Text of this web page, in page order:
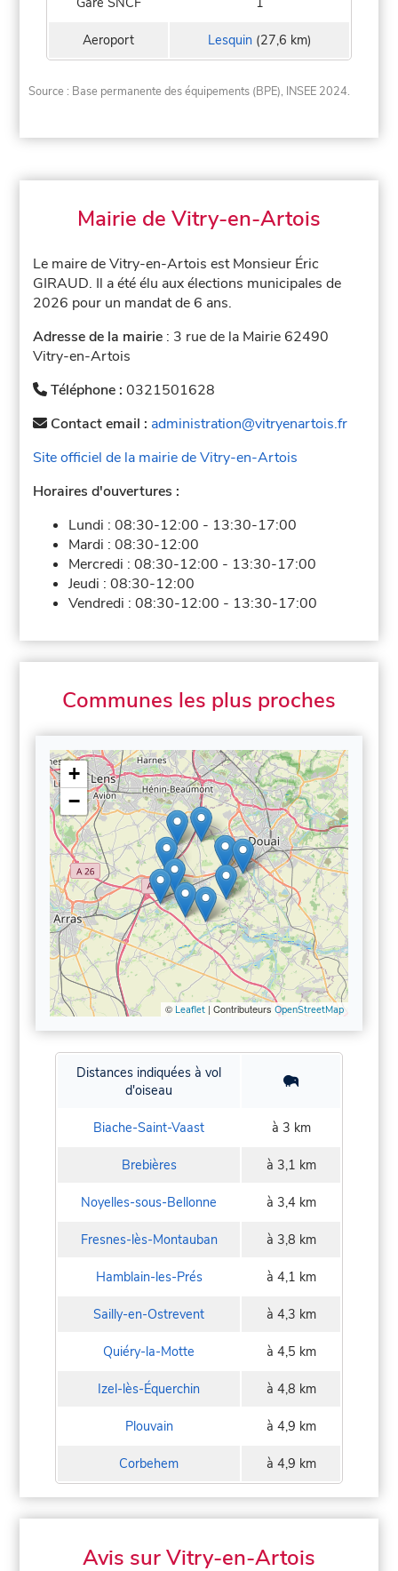
Aeroport Lesquin(27,6 km)
Source : Base permanente des équipements (BPE), INSEE 2024.
Mairie de Vitry-en-Artois
Le maire de Vitry-en-Artois est Monsieur Éric
GIRAUD. Il a été élu aux élections municipales de
2026 pour un mandat de 6 ans.
Adresse de la mairie : 3 rue de la Mairie 62490
Vitry-en-Artois
Téléphone :0321501628
Contact email : administration@vitryenartois.fr
Site officiel de la mairie de Vitry-en-Artois
Horaires d'ouvertures :
Lundi :08:30-12:00 - 13:30-17:00
Mardi :08:30-12:00
Mercredi :08:30-12:00 - 13:30-17:00
Jeudi :08:30-12:00
Vendredi :08:30-12:00 - 13:30-17:00
Communes les plus proches
+
−
© Leaflet| Contributeurs OpenStreetMap
Distances indiquées à vol
d'oiseau
Biache-Saint-Vaast à 3 km
Brebières à 3,1 km
Noyelles-sous-Bellonne à 3,4 km
Fresnes-lès-Montauban à 3,8 km
Hamblain-les-Prés à 4,1 km
Sailly-en-Ostrevent à 4,3 km
Quiéry-la-Motte à 4,5 km
Izel-lès-Équerchin à 4,8 km
Plouvain à 4,9 km
Corbehem à 4,9 km
Avis sur Vitry-en-Artois